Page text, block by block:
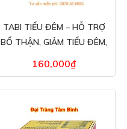
TABI TIỂU ĐÊM – HỖ TRỢ
BỔ THẬN, GIẢM TIỂU ĐÊM,
160,000₫